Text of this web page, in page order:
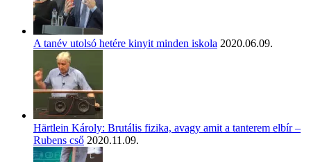
A tanév utolsó hetére kinyit minden iskola 2020.06.09.
Härtlein Károly: Brutális fizika, avagy amit a tanterem elbír –
Rubens cső 2020.11.09.